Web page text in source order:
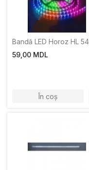
Bandă LED Horoz HL
59,00 MDL
În coș